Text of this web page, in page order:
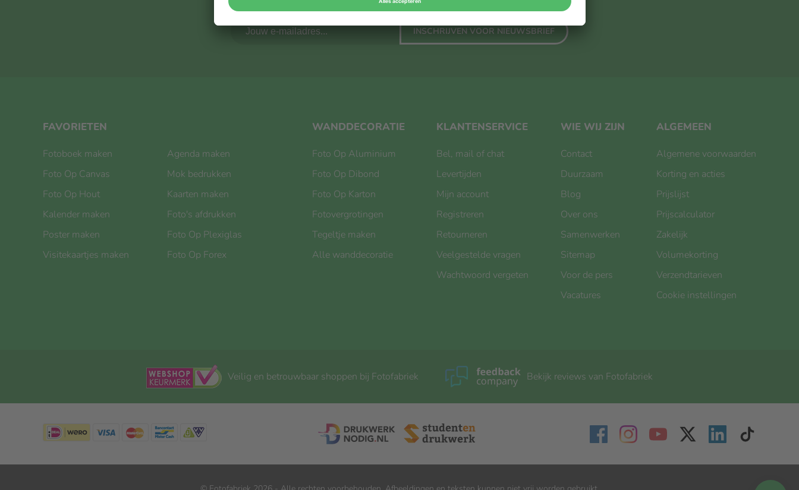
INSCHRIJVEN VOOR NIEUWSBRIEF
FAVORIETEN
Fotoboek maken
Foto Op Canvas
Foto Op Hout
Kalender maken
Poster maken
Visitekaartjes maken
Agenda maken
Mok bedrukken
Kaarten maken
Foto's afdrukken
Foto Op Plexiglas
Foto Op Forex
WANDDECORATIE
Foto Op Aluminium
Foto Op Dibond
Foto Op Karton
Fotovergrotingen
Tegeltje maken
Alle wanddecoratie
KLANTENSERVICE
Bel, mail of chat
Levertijden
Mijn account
Registreren
Retourneren
Veelgestelde vragen
Wachtwoord vergeten
WIE WIJ ZIJN
Contact
Duurzaam
Blog
Over ons
Samenwerken
Sitemap
Voor de pers
Vacatures
ALGEMEEN
Algemene voorwaarden
Korting en acties
Prijslijst
Prijscalculator
Zakelijk
Volumekorting
Verzendtarieven
Cookie instellingen
Veilig en betrouwbaar shoppen bij Fotofabriek Bekijk reviews van Fotofabriek